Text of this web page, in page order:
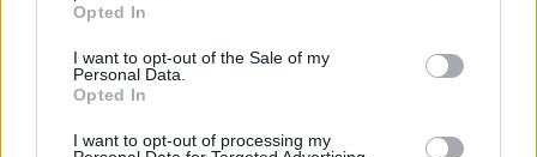
Opted In
I want to opt-out of the Sale of my
Personal Data.
Opted In
I want to opt-out of processing my
Lo veremos en seis meses. Si el equipo publica
datos verificables y el collar acierta de verdad,